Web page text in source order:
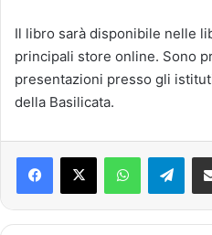
Il libro sarà disponibile nelle
principali store online. Sono
presentazioni presso gli
della Basilicata.
Telegram